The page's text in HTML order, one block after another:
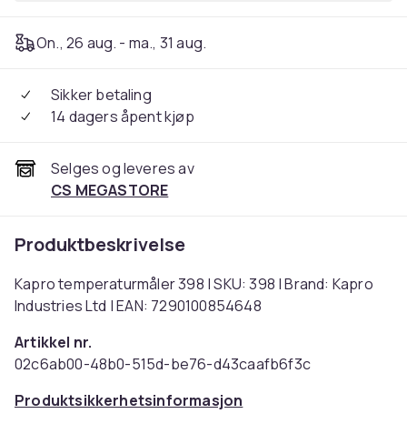
On., 26 aug. - ma., 31 aug.
Sikker betaling
14 dagers åpent kjøp
Selges og leveres av
CS MEGASTORE
Produktbeskrivelse
Kapro temperaturmåler 398 | SKU: 398 | Brand: Kapro
Industries Ltd | EAN: 7290100854648
Artikkel nr.
02c6ab00-48b0-515d-be76-d43caafb6f3c
Produktsikkerhetsinformasjon